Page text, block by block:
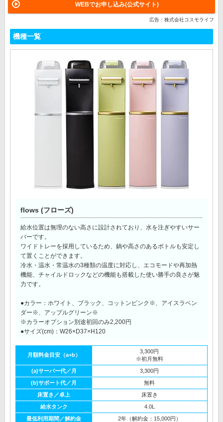
WEBでお申し込み(公式サイト)
広告：株式会社コスモライフ
機種一覧
flows (フローズ)
給水位置は無理のない高さに設計されており、水を注ぎやすいサー
バーです。
ワイドトレーを採用しているため、鍋や高さのあるボトルも安定し
て置くことができます。
冷水・温水・常温水の3種類の温度に対応し、エコモードや再加熱
機能、チャイルドロックなどの機能も搭載した使い勝手の良さが魅
力です。
●カラー：ホワイト、ブラック、コットンピンク※、アイスラベン
ダー※、アップルグリーン※
※カラーオプション別途初回のみ2,200円
●サイズ(cm)：W26×D37×H120
月額料金目安（a+b）
3,300円
※初月無料
(a)サーバー代／月
3,300円
(b)サポート代／月
無料
床置き／卓上
床置き
給水タンク
4.0L
最低利用期間／解約金
2年（解約金：15,000円）